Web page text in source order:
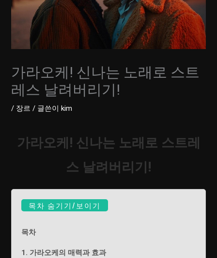
가라오케! 신나는 노래로 스트
레스 날려버리기!
/ 장르 / 글쓴이kim
가라오케! 신나는 노래로 스트레
스 날려버리기!
목차 숨기기/보이기
목차
1. 가라오케의 매력과 효과